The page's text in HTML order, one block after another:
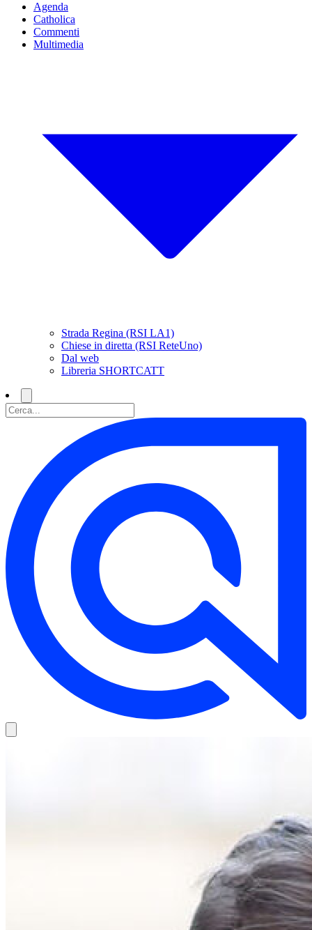
Agenda
Catholica
Commenti
Multimedia
Strada Regina (RSI LA1)
Chiese in diretta (RSI ReteUno)
Dal web
Libreria SHORTCATT